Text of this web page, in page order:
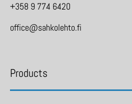
+358 9 774 6420
office@sahkolehto.fi
Products